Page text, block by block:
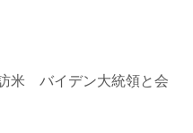
米 バイデン大統領と会